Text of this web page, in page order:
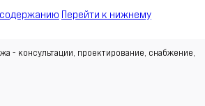
Перейти к нижнему
- консультации, проектирование, снабжение,